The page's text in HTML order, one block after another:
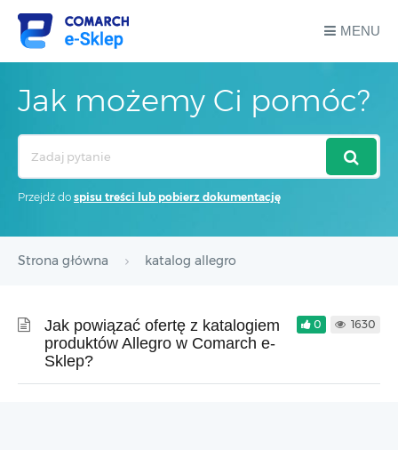
MENU
Jak możemy Ci pomóc?
Przejdź do spisu treści lub pobierz dokumentację
Strona główna katalog allegro
Jak powiązać ofertę z katalogiem
produktów Allegro w Comarch e-
Sklep?
0 1630